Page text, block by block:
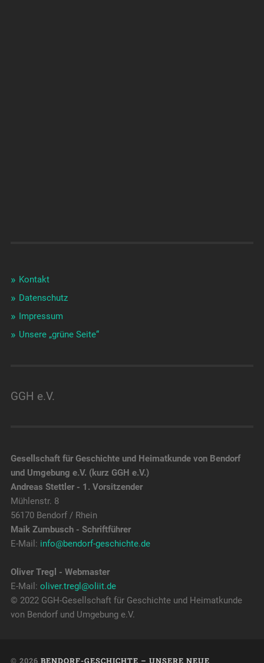
Kontakt
Datenschutz
Impressum
Unsere „grüne Seite“
GGH e.V.
Gesellschaft für Geschichte und Heimatkunde von Bendorf
und Umgebung e.V. (kurz GGH e.V.)
Andreas Stettler - 1. Vorsitzender
Mühlenstr. 8
56170 Bendorf / Rhein
Maik Zumbusch - Schriftführer
E-Mail: info@bendorf-geschichte.de
Oliver Tregl - Webmaster
E-Mail: oliver.tregl@oliit.de
© 2022 GGH-Gesellschaft für Geschichte und Heimatkunde
von Bendorf und Umgebung e.V.
© 2026 BENDORF-GESCHICHTE – UNSERE NEUE